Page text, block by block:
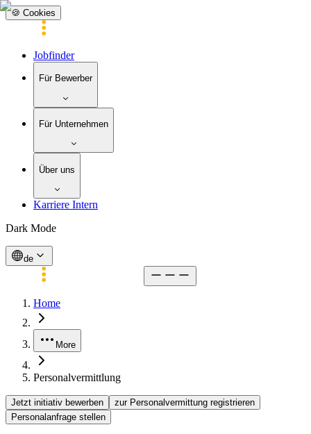
🍪 Cookies
Jobfinder
Für Bewerber
Für Unternehmen
Über uns
Karriere Intern
Dark Mode
de
Home
More
Personalvermittlung
Jetzt initiativ bewerben
zur Personalvermittung registrieren
Personalanfrage stellen